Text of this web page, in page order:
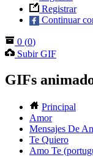
Registrar
Continuar
0 (0)
Subir GIF
GIFs
Principal
Amor
Mensajes De
Te Quiero
Amo Te